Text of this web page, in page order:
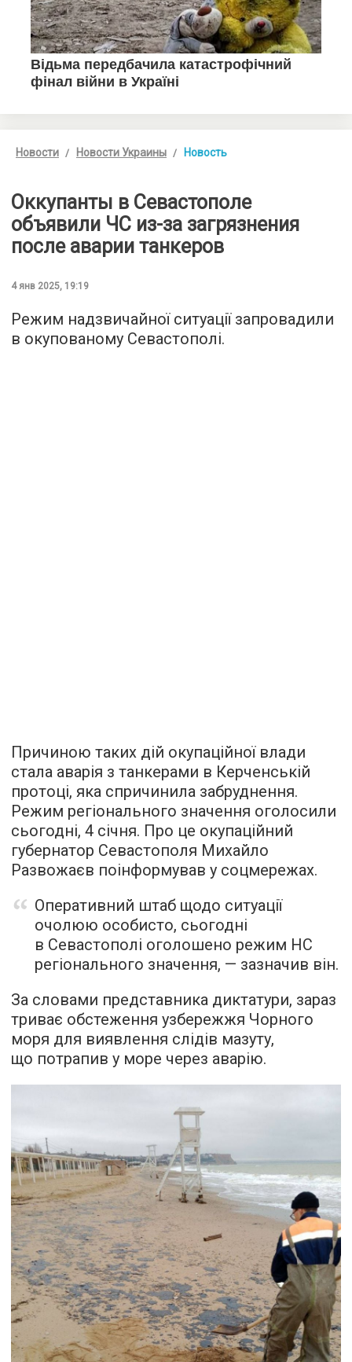
Новости Новости Украины Новость
Оккупанты в Севастополе
объявили ЧС из-за загрязнения
после аварии танкеров
4 янв 2025, 19:19
Режим надзвичайної ситуації запровадили
в окупованому Севастополі.
Причиною таких дій окупаційної влади
стала аварія з танкерами в Керченській
протоці, яка спричинила забруднення.
Режим регіонального значення оголосили
сьогодні, 4 січня. Про це окупаційний
губернатор Севастополя Михайло
Развожаєв поінформував у соцмережах.
Оперативний штаб щодо ситуації
очолюю особисто, сьогодні
в Севастополі оголошено режим НС
регіонального значення, — зазначив він.
За словами представника диктатури, зараз
триває обстеження узбережжя Чорного
моря для виявлення слідів мазуту,
що потрапив у море через аварію.